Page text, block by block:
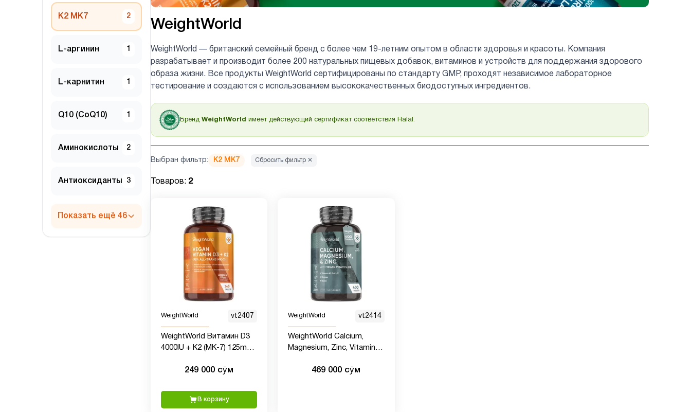
K2 MK7 2
L-аргинин 1
L-карнитин 1
Q10 (CoQ10) 1
Аминокислоты 2
Антиоксиданты 3
Показать ещё 46
WeightWorld
WeightWorld — британский семейный бренд с более чем 19-летним опытом в области здоровья и красоты. Компания
разрабатывает и производит более 200 натуральных пищевых добавок, витаминов и устройств для поддержания здорового
образа жизни. Все продукты WeightWorld сертифицированы по стандарту GMP, проходят независимое лабораторное
тестирование и создаются с использованием высококачественных биодоступных ингредиентов.
Бренд WeightWorld имеет действующий сертификат соответствия Halal.
Выбран фильтр: K2 MK7 Сбросить фильтр ✕
Товаров: 2
WeightWorld vt2407
WeightWorld Витамин D3
4000IU + K2 (MK-7) 125mcg,
249 000 сӯм
В корзину
WeightWorld vt2414
WeightWorld Calcium,
Magnesium, Zinc, Vitamin
469 000 сӯм